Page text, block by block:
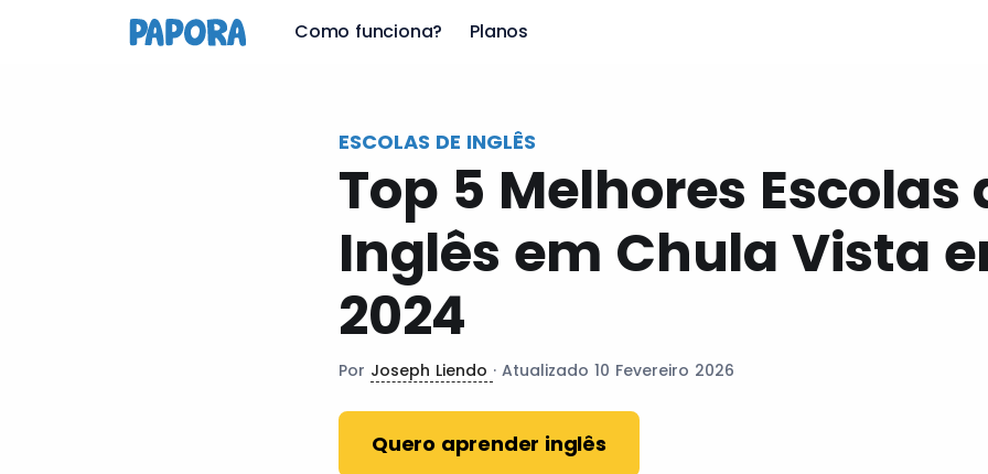
Como funciona? Planos
ESCOLAS DE INGLÊS
Top 5 Melhores Escolas
Inglês em Chula Vista
2024
Por Joseph Liendo · Atualizado 10 Fevereiro 2026
Quero aprender inglês